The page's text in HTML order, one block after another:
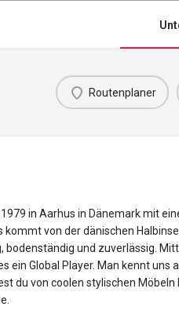
Routenplaner
in Aarhus in Dänemark mit
kommt von der dänischen
bodenständig und zuverlässig.
ein Global Player. Man kennt uns
du von coolen stylischen